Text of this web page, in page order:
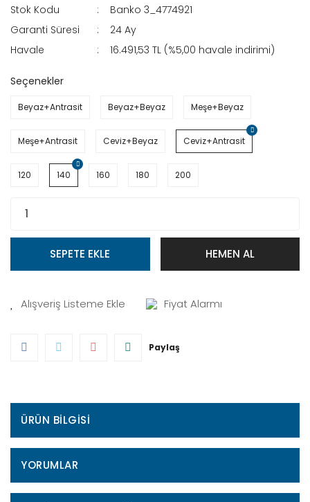
Stok Kodu
Banko 3_4774921
Garanti Süresi
24 Ay
Havale
16.491,53 TL (%5,00 havale indirimi)
Seçenekler
Beyaz+Antrasit Beyaz+Beyaz Meşe+Beyaz
Meşe+Antrasit Ceviz+Beyaz Ceviz+Antrasit
120 140 160 180 200
SEPETE EKLE HEMEN AL
Fiyat Alarmı
Paylaş
ÜRÜN BILGISI
YORUMLAR